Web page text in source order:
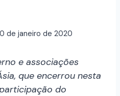
de janeiro de 2020
e associações
que encerrou nesta
do